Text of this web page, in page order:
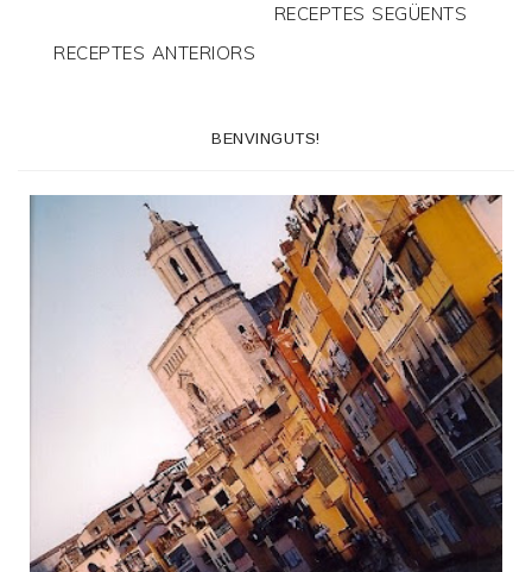
RECEPTES SEGÜENTS
RECEPTES ANTERIORS
BENVINGUTS!